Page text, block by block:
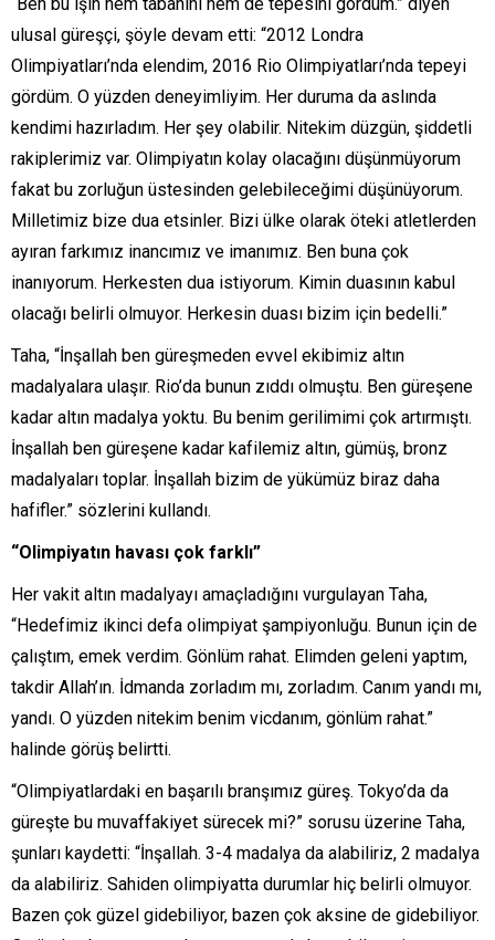
ulusal güreşçi, şöyle devam etti: “2012 Londra
Olimpiyatları’nda elendim, 2016 Rio Olimpiyatları’nda tepeyi
gördüm. O yüzden deneyimliyim. Her duruma da aslında
kendimi hazırladım. Her şey olabilir. Nitekim düzgün, şiddetli
rakiplerimiz var. Olimpiyatın kolay olacağını düşünmüyorum
fakat bu zorluğun üstesinden gelebileceğimi düşünüyorum.
Milletimiz bize dua etsinler. Bizi ülke olarak öteki atletlerden
ayıran farkımız inancımız ve imanımız. Ben buna çok
inanıyorum. Herkesten dua istiyorum. Kimin duasının kabul
olacağı belirli olmuyor. Herkesin duası bizim için bedelli.”
Taha, “İnşallah ben güreşmeden evvel ekibimiz altın
madalyalara ulaşır. Rio’da bunun zıddı olmuştu. Ben güreşene
kadar altın madalya yoktu. Bu benim gerilimimi çok artırmıştı.
İnşallah ben güreşene kadar kafilemiz altın, gümüş, bronz
madalyaları toplar. İnşallah bizim de yükümüz biraz daha
hafifler.” sözlerini kullandı.
“Olimpiyatın havası çok farklı”
Her vakit altın madalyayı amaçladığını vurgulayan Taha,
“Hedefimiz ikinci defa olimpiyat şampiyonluğu. Bunun için de
çalıştım, emek verdim. Gönlüm rahat. Elimden geleni yaptım,
takdir Allah’ın. İdmanda zorladım mı, zorladım. Canım yandı mı,
yandı. O yüzden nitekim benim vicdanım, gönlüm rahat.”
halinde görüş belirtti.
“Olimpiyatlardaki en başarılı branşımız güreş. Tokyo’da da
güreşte bu muvaffakiyet sürecek mi?” sorusu üzerine Taha,
şunları kaydetti: “İnşallah. 3-4 madalya da alabiliriz, 2 madalya
da alabiliriz. Sahiden olimpiyatta durumlar hiç belirli olmuyor.
Bazen çok güzel gidebiliyor, bazen çok aksine de gidebiliyor.